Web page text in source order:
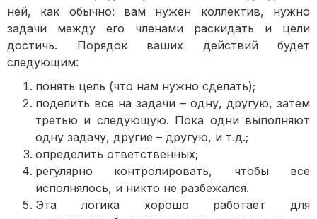
ней, как обычно: вам нужен коллектив, нужно
задачи между его членами раскидать и цели
достичь. Порядок ваших действий будет
следующим:
понять цель (что нам нужно сделать);
поделить все на задачи – одну, другую, затем
третью и следующую. Пока одни выполняют
одну задачу, другие – другую, и т.д.;
определить ответственных;
регулярно контролировать, чтобы все
исполнялось, и никто не разбежался.
Эта логика хорошо работает для